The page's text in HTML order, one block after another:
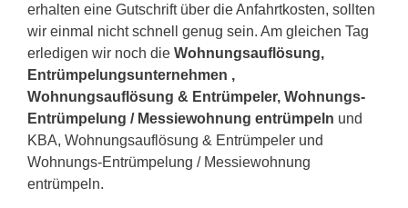
erhalten eine Gutschrift über die Anfahrtkosten, sollten
wir einmal nicht schnell genug sein. Am gleichen Tag
erledigen wir noch die Wohnungsauflösung,
Entrümpelungsunternehmen ,
Wohnungsauflösung & Entrümpeler, Wohnungs-
Entrümpelung / Messiewohnung entrümpeln und
KBA, Wohnungsauflösung & Entrümpeler und
Wohnungs-Entrümpelung / Messiewohnung
entrümpeln.